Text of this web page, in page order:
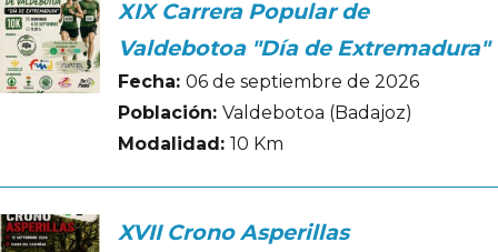
XIX Carrera Popular de
Valdebotoa "Día de Extremadura"
Fecha: 06 de septiembre de 2026
Población: Valdebotoa (Badajoz)
Modalidad: 10 Km
XVII Crono Asperillas